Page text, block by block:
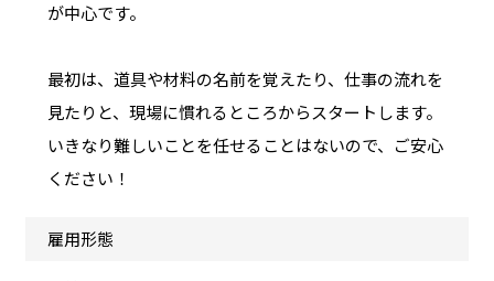
が中心です。
最初は、道具や材料の名前を覚えたり、仕事の流れを
見たりと、現場に慣れるところからスタートします。
いきなり難しいことを任せることはないので、ご安心
ください！
雇用形態